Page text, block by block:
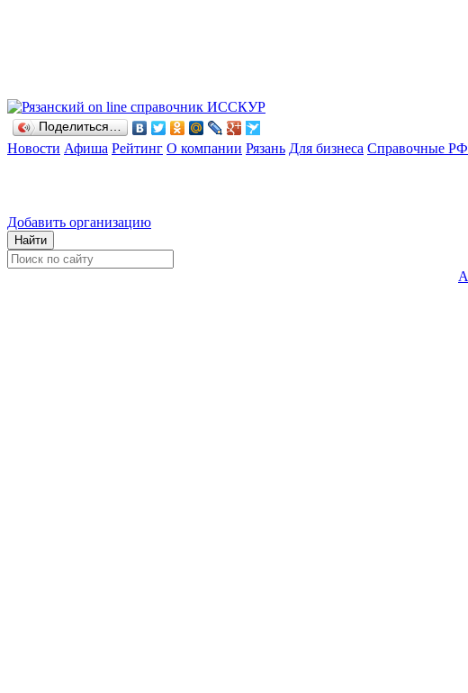
Поделиться…
Новости Афиша Рейтинг О компании Рязань Для бизнеса Справочные РФ
Добавить организацию
А